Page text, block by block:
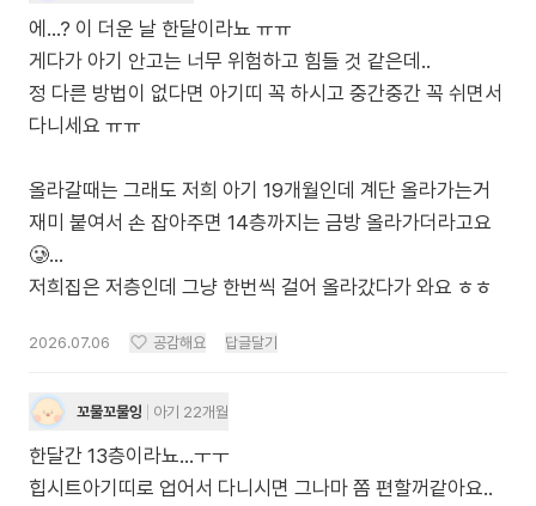
에...? 이 더운 날 한달이라뇨 ㅠㅠ
게다가 아기 안고는 너무 위험하고 힘들 것 같은데..
정 다른 방법이 없다면 아기띠 꼭 하시고 중간중간 꼭 쉬면서
다니세요 ㅠㅠ
올라갈때는 그래도 저희 아기 19개월인데 계단 올라가는거
재미 붙여서 손 잡아주면 14층까지는 금방 올라가더라고요
🥲...
저희집은 저층인데 그냥 한번씩 걸어 올라갔다가 와요 ㅎㅎ
2026.07.06 공감해요 답글달기
꼬물꼬물잉 아기 22개월
한달간 13층이라뇨...ㅜㅜ
힙시트아기띠로 업어서 다니시면 그나마 쫌 편할꺼같아요..